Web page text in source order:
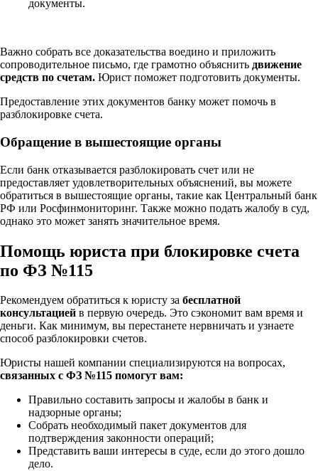
документы.
Важно собрать все доказательства воедино и приложить
сопроводительное письмо, где грамотно объяснить движение
средств по счетам. Юрист поможет подготовить документы.
Предоставление этих документов банку может помочь в
разблокировке счета.
Обращение в вышестоящие органы
Если банк отказывается разблокировать счет или не
предоставляет удовлетворительных объяснений, вы можете
обратиться в вышестоящие органы, такие как Центральный банк
РФ или Росфинмониторинг. Также можно подать жалобу в суд,
однако это может занять значительное время.
Помощь юриста при блокировке счета
по ФЗ №115
Рекомендуем обратиться к юристу за бесплатной
консультацией в первую очередь. Это сэкономит вам время и
деньги. Как минимум, вы перестанете нервничать и узнаете
способ разблокировки счетов.
Юристы нашей компании специализируются на вопросах,
связанных с ФЗ №115 помогут вам:
Правильно составить запросы и жалобы в банк и
надзорные органы;
Собрать необходимый пакет документов для
подтверждения законности операций;
Представить ваши интересы в суде, если до этого дошло
дело.